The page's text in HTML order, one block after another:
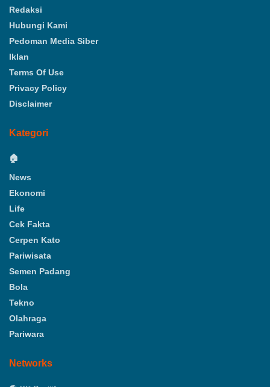
Redaksi
Hubungi Kami
Pedoman Media Siber
Iklan
Terms Of Use
Privacy Policy
Disclaimer
Kategori
🏠
News
Ekonomi
Life
Cek Fakta
Cerpen Kato
Pariwisata
Semen Padang
Bola
Tekno
Olahraga
Pariwara
Networks